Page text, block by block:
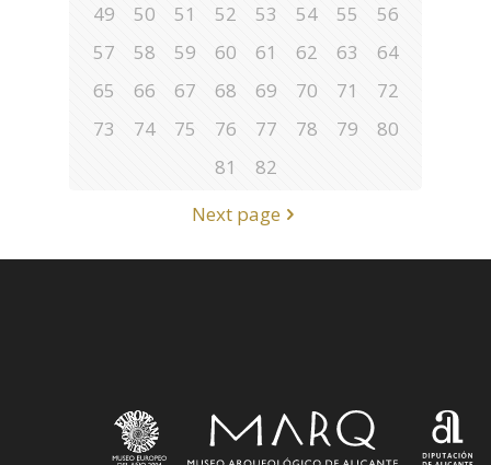
49
50 51 52 53 54 55
56
57
58 59 60 61 62 63
64
65
66 67 68 69 70 71
72
73
74 75 76 77 78 79
80
81
82
Next page